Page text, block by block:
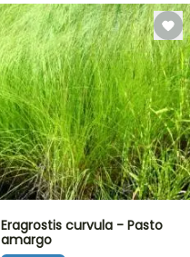
Eragrostis curvula - Pasto
amargo